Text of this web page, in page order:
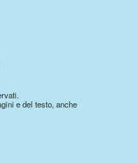
e del testo, anche